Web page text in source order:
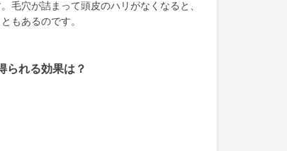
毛穴が詰まって頭皮のハリがなくなると、
もあるのです。
られる効果は？